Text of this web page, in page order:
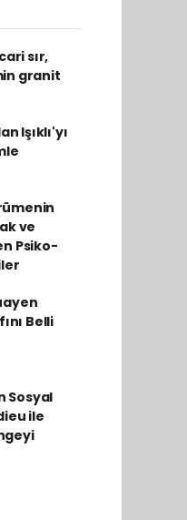
sır,
granit
Işıklı'yı
ve
Psiko-
Belli
Sosyal
ile